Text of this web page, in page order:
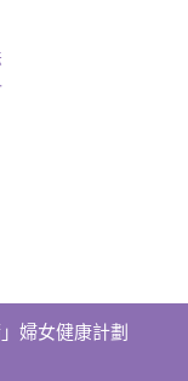
婦女健康計劃